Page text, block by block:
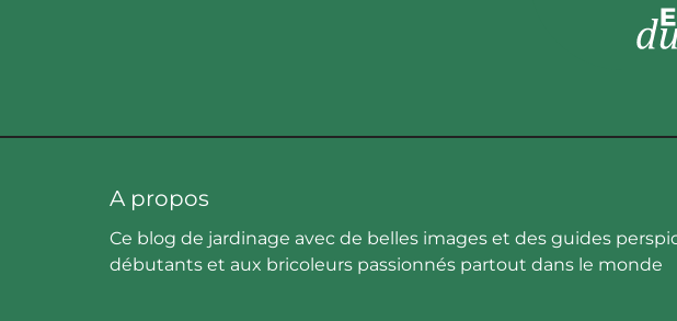
A propos
Ce blog de jardinage avec de belles images et des guides
débutants et aux bricoleurs passionnés partout dans le monde